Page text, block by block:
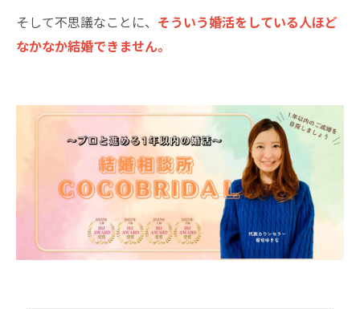
そして不思議なことに、 そういう婚活をしている人ほど
なかなか結婚できません。